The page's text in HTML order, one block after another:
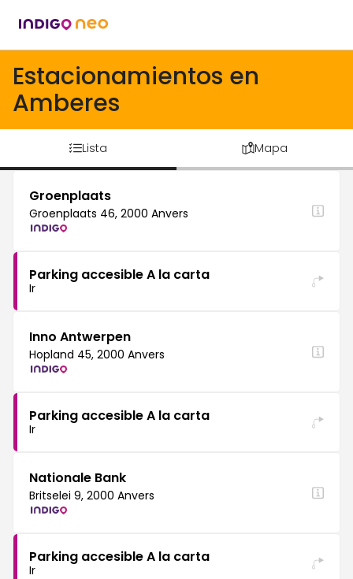
Estacionamientos en
Amberes
Lista Mapa
Groenplaats
Groenplaats 46, 2000 Anvers
Parking accesible A la carta
Ir
Inno Antwerpen
Hopland 45, 2000 Anvers
Parking accesible A la carta
Ir
Nationale Bank
Britselei 9, 2000 Anvers
Parking accesible A la carta
Ir